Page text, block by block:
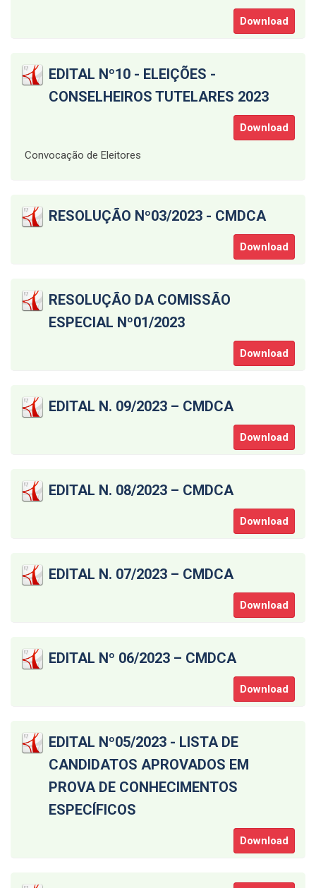
Download
EDITAL Nº10 - ELEIÇÕES -
CONSELHEIROS TUTELARES 2023
Download
Convocação de Eleitores
RESOLUÇÃO Nº03/2023 - CMDCA
Download
RESOLUÇÃO DA COMISSÃO
ESPECIAL Nº01/2023
Download
EDITAL N. 09/2023 – CMDCA
Download
EDITAL N. 08/2023 – CMDCA
Download
EDITAL N. 07/2023 – CMDCA
Download
EDITAL Nº 06/2023 – CMDCA
Download
EDITAL Nº05/2023 - LISTA DE
CANDIDATOS APROVADOS EM
PROVA DE CONHECIMENTOS
ESPECÍFICOS
Download